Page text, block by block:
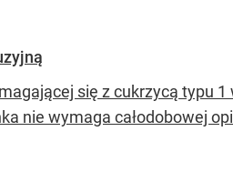
się z cukrzycą typu
nie wymaga całodobowej